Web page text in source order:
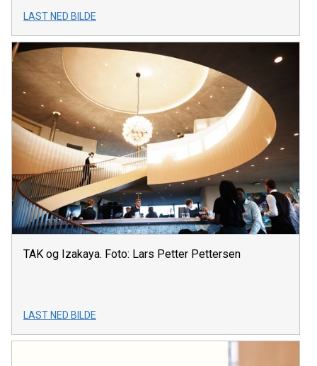
LAST NED BILDE
TAK og Izakaya. Foto: Lars Petter Pettersen
LAST NED BILDE